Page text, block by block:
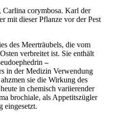
corymbosa. Karl der
mit dieser Pflanze vor der Pest
des Meerträubels, die vom
verbreitet ist. Sie enthält
–
in der Medizin Verwendung
sie die Wirkung des
in chemisch variierender
brochiale, als Appetitszügler
eingesetzt.